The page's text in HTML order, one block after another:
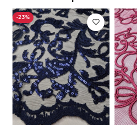
-23%